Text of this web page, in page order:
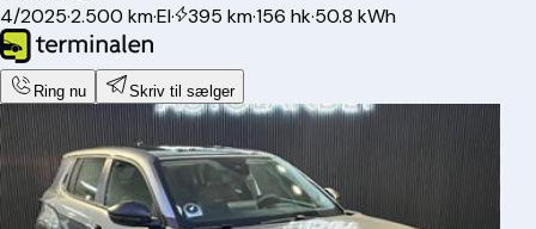
4/2025·2.500 km·El· 395 km·156 hk·50.8 kWh
Ring nu Skriv til sælger